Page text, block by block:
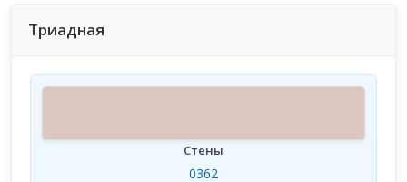
Триадная
Стены
0362